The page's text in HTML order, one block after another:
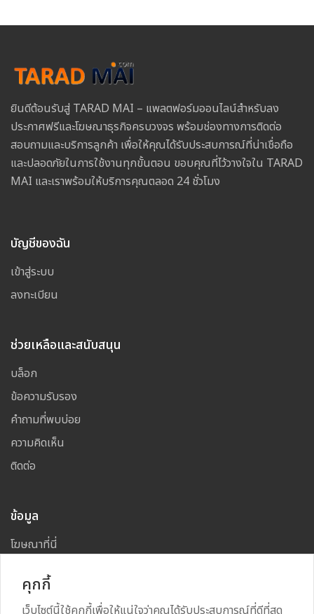
ยินดีต้อนรับสู่ TARAD MAI – แพลตฟอร์มออนไลน์สำหรับลง
ประกาศฟรีและโฆษณาธุรกิจครบวงจร พร้อมช่องทางการติดต่อ
สอบถามและบริการลูกค้า เพื่อให้คุณได้รับประสบการณ์ที่น่าเชื่อถือ
และปลอดภัยในการใช้งานทุกขั้นตอน ขอบคุณที่ไว้วางใจใน TARAD
MAI และเราพร้อมให้บริการคุณตลอด 24 ชั่วโมง
บัญชีของฉัน
เข้าสู่ระบบ
ลงทะเบียน
ช่วยเหลือและสนับสนุน
บล็อก
ข้อความรับรอง
คำถามที่พบบ่อย
ความคิดเห็น
ติดต่อ
ข้อมูล
โฆษณาที่นี่
คุกกี้
เว็บไซต์นี้ใช้คุกกี้เพื่อให้แน่ใจว่าคุณได้รับประสบการณ์ที่ดีที่สุด